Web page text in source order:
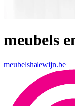
meubels
meubelshalewijn.be